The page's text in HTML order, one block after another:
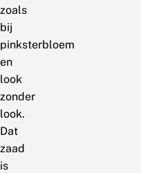
zoals
bij
pinksterbloem
en
look
zonder
look.
Dat
zaad
is